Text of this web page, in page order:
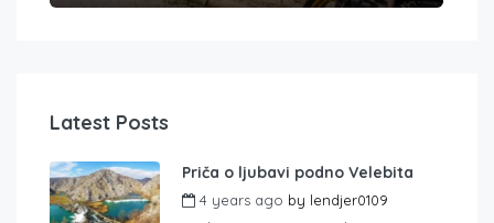
Latest Posts
Priča o ljubavi podno Velebita
4 years ago by lendjer0109